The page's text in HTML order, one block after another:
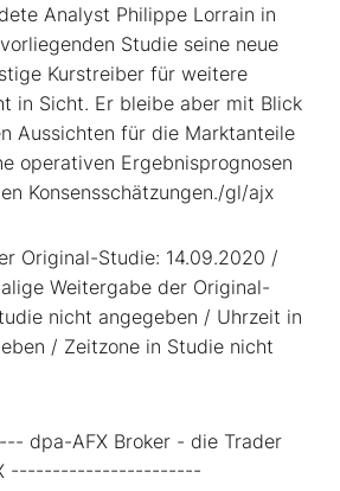
Analyst Philippe Lorrain in
Studie seine neue
Kurstreiber für weitere
in Sicht. Er bleibe aber mit Blick
Aussichten für die Marktanteile
operativen Ergebnisprognosen
Konsensschätzungen./gl/ajx
Original-Studie: 14.09.2020 /
Weitergabe der Original-
nicht angegeben / Uhrzeit in
/ Zeitzone in Studie nicht
AFX Broker - die Trader
-----------------------